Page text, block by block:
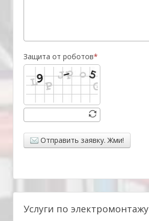
Защита от роботов
Отправить заявку. Жми!
Услуги по электромонтажу